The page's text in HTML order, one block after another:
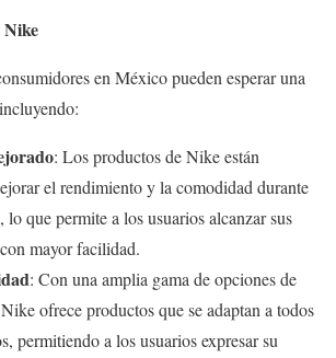
Nike
en México pueden esperar una
: Los productos de Nike están
el rendimiento y la comodidad durante
que permite a los usuarios alcanzar sus
mayor facilidad.
: Con una amplia gama de opciones de
ofrece productos que se adaptan a todos
permitiendo a los usuarios expresar su